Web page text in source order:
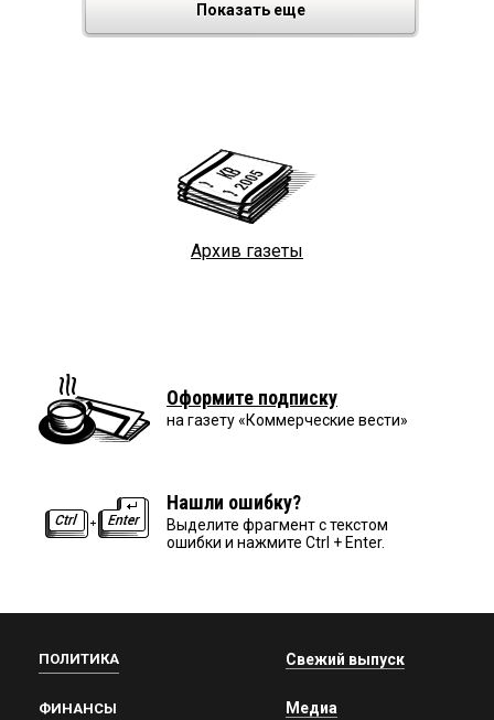
Показать еще
Архив газеты
Оформите подписку
на газету «Коммерческие вести»
Нашли ошибку?
Выделите фрагмент с текстом
ошибки и нажмите Ctrl + Enter.
ПОЛИТИКА
ФИНАНСЫ
Свежий выпуск
Медиа